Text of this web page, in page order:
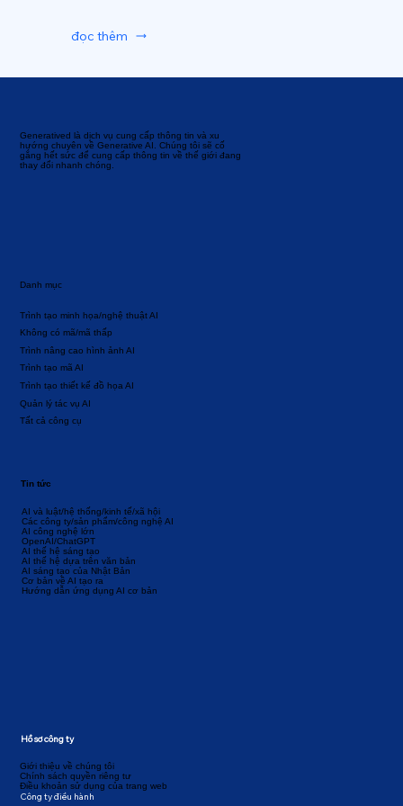
Generatived là dịch vụ cung cấp thông tin và xu
hướng chuyên về Generative AI. Chúng tôi sẽ cố
gắng hết sức để cung cấp thông tin về thế giới đang
thay đổi nhanh chóng.
Danh mục
Tất cả công cụ
Quản lý tác vụ AI
Trình tạo thiết kế đồ họa AI
Không có mã/mã thấp
Trình tạo mã AI
Trình nâng cao hình ảnh AI
Trình tạo minh họa/nghệ thuật AI
AI và luật/hệ thống/kinh tế/xã hội
Các công ty/sản phẩm/công nghệ AI
AI công nghệ lớn
OpenAI/ChatGPT
AI thế hệ sáng tạo
AI thế hệ dựa trên văn bản
AI sáng tạo của Nhật Bản
Cơ bản về AI tạo ra
Hướng dẫn ứng dụng AI cơ bản
Tin tức
Giới thiệu về chúng tôi
Chính sách quyền riêng tư
Điều khoản sử dụng của trang web
Công ty điều hành
Hồ sơ công ty
đọc thêm